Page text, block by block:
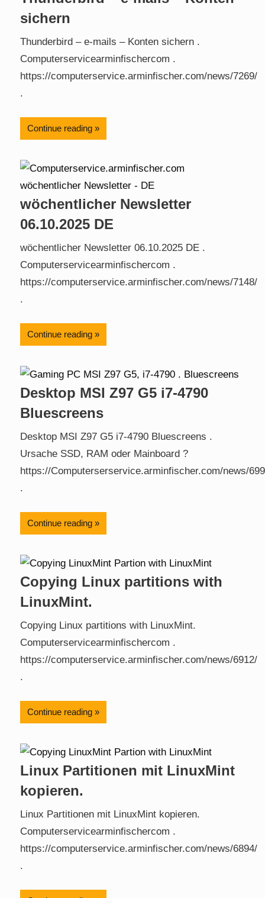
sichern
Thunderbird – e-mails – Konten sichern .
Computerservicearminfischercom .
https://computerservice.arminfischer.com/news/7269/
.
Continue reading
wöchentlicher Newsletter
06.10.2025 DE
wöchentlicher Newsletter 06.10.2025 DE .
Computerservicearminfischercom .
https://computerservice.arminfischer.com/news/7148/
.
Continue reading
Desktop MSI Z97 G5 i7-4790
Bluescreens
Desktop MSI Z97 G5 i7-4790 Bluescreens .
Ursache SSD, RAM oder Mainboard ?
https://Computerserservice.arminfischer.com/news/
.
Continue reading
Copying Linux partitions with
LinuxMint.
Copying Linux partitions with LinuxMint.
Computerservicearminfischercom .
https://computerservice.arminfischer.com/news/6912/
.
Continue reading
Linux Partitionen mit LinuxMint
kopieren.
Linux Partitionen mit LinuxMint kopieren.
Computerservicearminfischercom .
https://computerservice.arminfischer.com/news/6894/
.